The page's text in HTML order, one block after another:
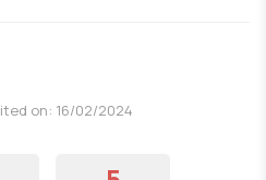
on: 16/02/2024